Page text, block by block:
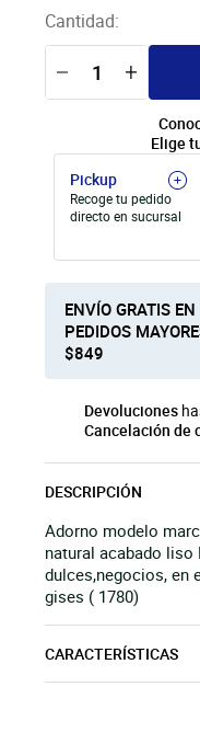
Cantidad:
Elige
Pickup
Recoge tu pedido
directo en sucursal
ENVÍO GRATIS EN
PEDIDOS
$849
Devoluciones
Cancelación de
DESCRIPCIÓN
Adorno modelo
natural acabado liso
dulces,negocios, en
gises ( 1780)
CARACTERÍSTICAS